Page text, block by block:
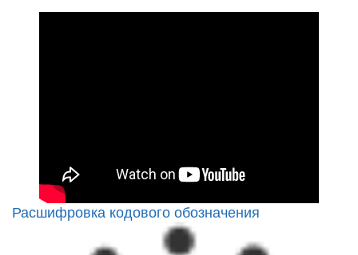
Расшифровка кодового обозначения